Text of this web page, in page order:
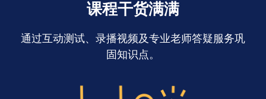
课程干货满满
通过互动测试、录播视频及专业老师答疑服务巩
固知识点。